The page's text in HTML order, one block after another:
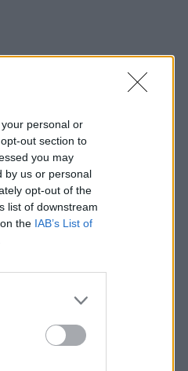
personal or
out section to
you may
by us or personal
opt-out of the
list of downstream
the IAB’s List of